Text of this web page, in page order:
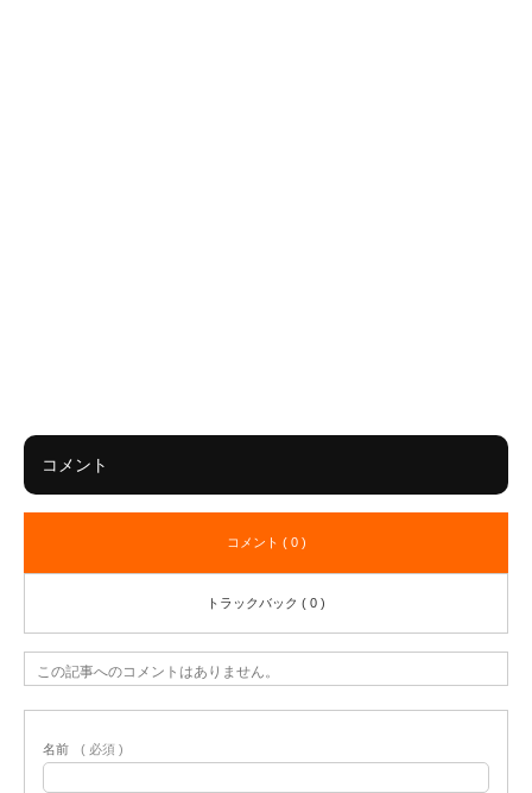
コメント
コメント ( 0 )
トラックバック ( 0 )
この記事へのコメントはありません。
名前 ( 必須 )